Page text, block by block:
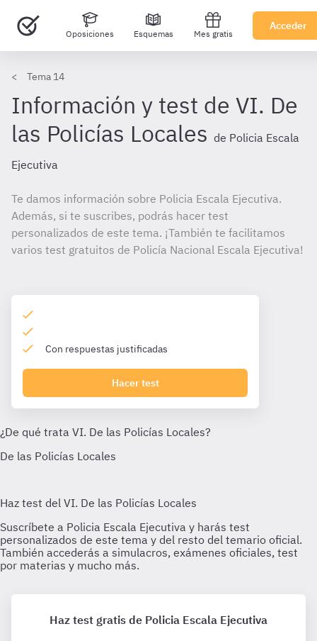
Oposiciones Esquemas Mes gratis
Acceder
Tema 14
Información y test de VI. De
las Policías Locales de Policia Escala
Ejecutiva
Te damos información sobre Policia Escala Ejecutiva.
Además, si te suscribes, podrás hacer test
personalizados de este tema. ¡También te facilitamos
varios test gratuitos de Policía Nacional Escala Ejecutiva!
Con respuestas justificadas
Hacer test
Haz test gratis de Policia Escala Ejecutiva